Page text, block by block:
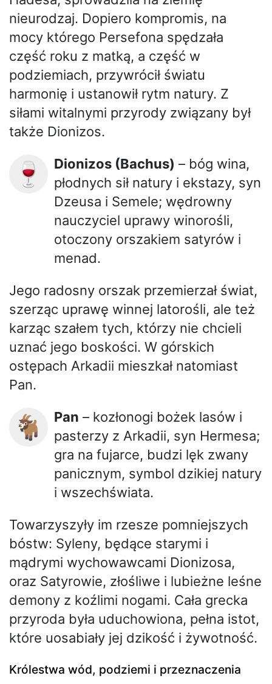
nieurodzaj. Dopiero kompromis, na
mocy którego Persefona spędzała
część roku z matką, a część w
podziemiach, przywrócił światu
harmonię i ustanowił rytm natury. Z
siłami witalnymi przyrody związany był
także Dionizos.
🍷 Dionizos (Bachus) – bóg wina,
płodnych sił natury i ekstazy, syn
Dzeusa i Semele; wędrowny
nauczyciel uprawy winorośli,
otoczony orszakiem satyrów i
menad.
Jego radosny orszak przemierzał świat,
szerząc uprawę winnej latorośli, ale też
karząc szałem tych, którzy nie chcieli
uznać jego boskości. W górskich
ostępach Arkadii mieszkał natomiast
Pan.
🐐 Pan – kozłonogi bożek lasów i
pasterzy z Arkadii, syn Hermesa;
gra na fujarce, budzi lęk zwany
panicznym, symbol dzikiej natury
i wszechświata.
Towarzyszyły im rzesze pomniejszych
bóstw: Syleny, będące starymi i
mądrymi wychowawcami Dionizosa,
oraz Satyrowie, złośliwe i lubieżne leśne
demony z koźlimi nogami. Cała grecka
przyroda była uduchowiona, pełna istot,
które uosabiały jej dzikość i żywotność.
Królestwa wód, podziemi i przeznaczenia